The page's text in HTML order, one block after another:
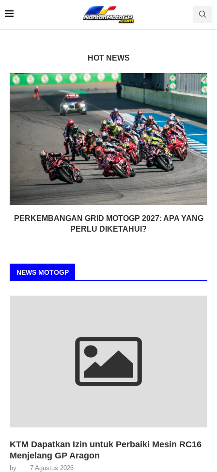
HOT NEWS
PERKEMBANGAN GRID MOTOGP 2027: APA YANG
PERLU DIKETAHUI?
NEWS MOTOGP
KTM Dapatkan Izin untuk Perbaiki Mesin RC16
Menjelang GP Aragon
by 7 Agustus 2026